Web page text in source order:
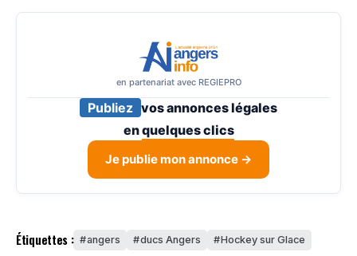
en partenariat avec REGIEPRO
Publiez vos annonces légales
enquelques clics
Je publie mon annonce →
Étiquettes : angers ducs Angers Hockey sur Glace